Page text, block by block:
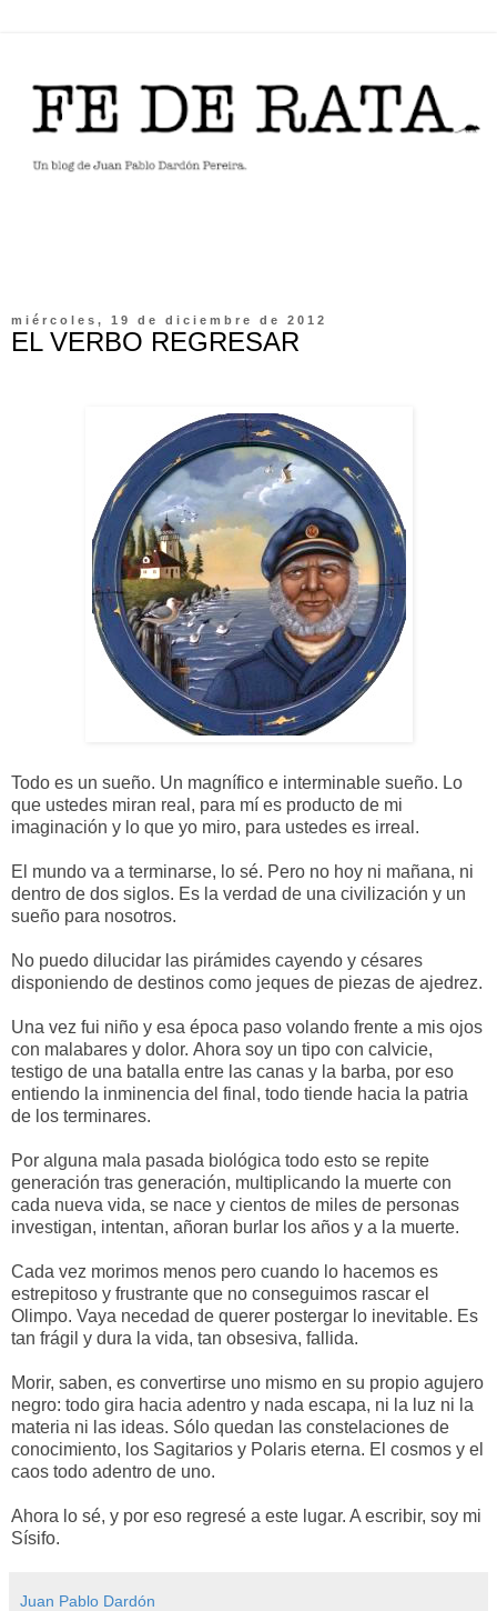
miércoles, 19 de diciembre de 2012
EL VERBO REGRESAR
Todo es un sueño. Un magnífico e interminable sueño. Lo
que ustedes miran real, para mí es producto de mi
imaginación y lo que yo miro, para ustedes es irreal.
El mundo va a terminarse, lo sé. Pero no hoy ni mañana, ni
dentro de dos siglos. Es la verdad de una civilización y un
sueño para nosotros.
No puedo dilucidar las pirámides cayendo y césares
disponiendo de destinos como jeques de piezas de ajedrez.
Una vez fui niño y esa época paso volando frente a mis ojos
con malabares y dolor. Ahora soy un tipo con calvicie,
testigo de una batalla entre las canas y la barba, por eso
entiendo la inminencia del final, todo tiende hacia la patria
de los terminares.
Por alguna mala pasada biológica todo esto se repite
generación tras generación, multiplicando la muerte con
cada nueva vida, se nace y cientos de miles de personas
investigan, intentan, añoran burlar los años y a la muerte.
Cada vez morimos menos pero cuando lo hacemos es
estrepitoso y frustrante que no conseguimos rascar el
Olimpo. Vaya necedad de querer postergar lo inevitable. Es
tan frágil y dura la vida, tan obsesiva, fallida.
Morir, saben, es convertirse uno mismo en su propio agujero
negro: todo gira hacia adentro y nada escapa, ni la luz ni la
materia ni las ideas. Sólo quedan las constelaciones de
conocimiento, los Sagitarios y Polaris eterna. El cosmos y el
caos todo adentro de uno.
Ahora lo sé, y por eso regresé a este lugar. A escribir, soy mi
Sísifo.
Juan Pablo Dardón